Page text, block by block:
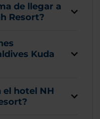
de llegar a
Resort?
Kuda
el hotel NH